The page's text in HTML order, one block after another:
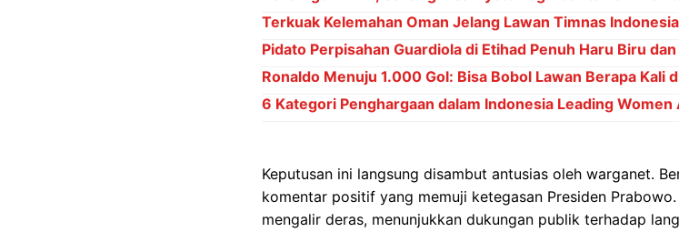
Terkuak Kelemahan Oman Jelang Lawan Timnas Indonesia
Pidato Perpisahan Guardiola di Etihad Penuh Haru Biru
Ronaldo Menuju 1.000 Gol: Bisa Bobol Lawan Berapa Kali
6 Kategori Penghargaan dalam Indonesia Leading
Keputusan ini langsung disambut antusias oleh warganet.
komentar positif yang memuji ketegasan Presiden
mengalir deras, menunjukkan dukungan publik terhadap